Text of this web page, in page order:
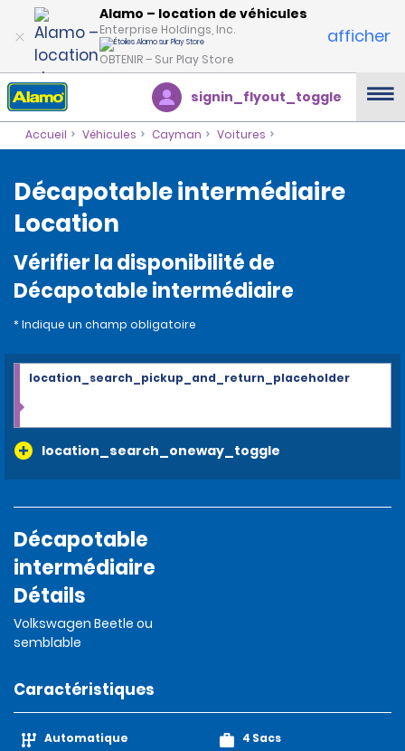
Alamo – location de véhicules
Enterprise Holdings, Inc.
OBTENIR – Sur Play Store
afficher
signin_flyout_toggle
Accueil Véhicules Cayman Voitures
Décapotable intermédiaire
Location
Vérifier la disponibilité de
Décapotable intermédiaire
* Indique un champ obligatoire
location_search_oneway_toggle
location_search_pickup_and_return_placeholder
Décapotable
intermédiaire
Détails
Volkswagen Beetle ou
semblable
Caractéristiques
Automatique 4 Sacs